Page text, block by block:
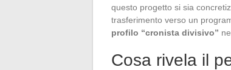
questo progetto si sia
trasferimento verso un
profilo “cronista divisivo”
Cosa rivela il